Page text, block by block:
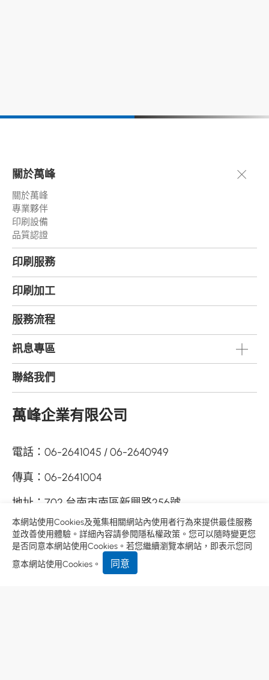
關於萬峰
關於萬峰
專業夥伴
印刷設備
品質認證
印刷服務
印刷加工
服務流程
訊息專區
聯絡我們
萬峰企業有限公司
電話： 06-2641045
06-2640949
傳真： 06-2641004
地址： 702 台南市南區新興路256號
客服信箱：wf2003@ms76.hinet.net
本網站使用Cookies及蒐集相關網站內使用者行為來提供最佳服務
並改善使用體驗。詳細內容請參閱 隱私權政策 。您可以隨時變更您
是否同意本網站使用Cookies。若您繼續瀏覽本網站，即表示您同
意本網站使用Cookies。
同意